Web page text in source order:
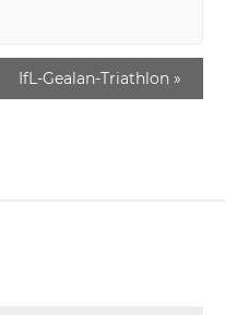
IfL-Gealan-Triathlon »